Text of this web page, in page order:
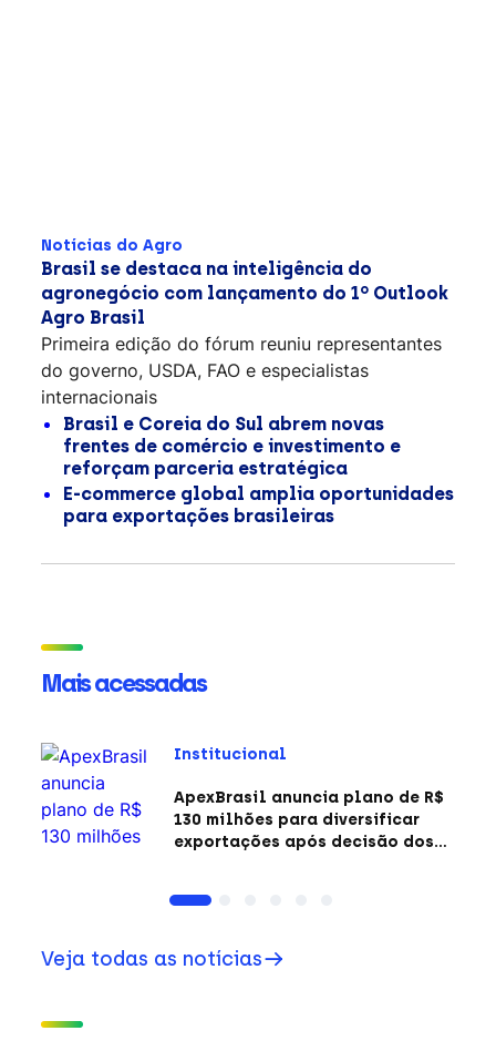
Notícias do Agro
Brasil se destaca na inteligência do
agronegócio com lançamento do 1º Outlook
Agro Brasil
Primeira edição do fórum reuniu representantes
do governo, USDA, FAO e especialistas
internacionais
Brasil e Coreia do Sul abrem novas
frentes de comércio e investimento e
reforçam parceria estratégica
E-commerce global amplia oportunidades
para exportações brasileiras
Mais acessadas
Institucional
ApexBrasil anuncia plano de R$
130 milhões para diversificar
exportações após decisão dos
Veja todas as notícias